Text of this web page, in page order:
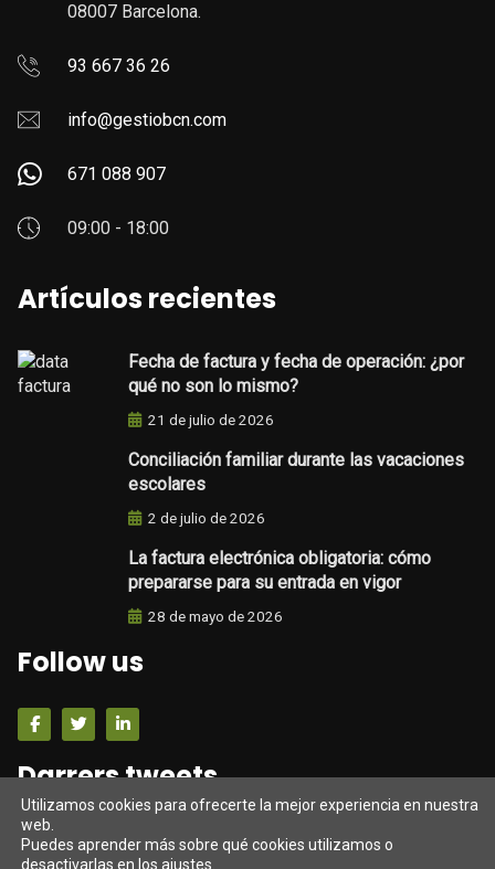
08007 Barcelona.
93 667 36 26
info@gestiobcn.com
671 088 907
09:00 - 18:00
Artículos recientes
Fecha de factura y fecha de operación: ¿por
qué no son lo mismo?
21 de julio de 2026
Conciliación familiar durante las vacaciones
escolares
2 de julio de 2026
La factura electrónica obligatoria: cómo
prepararse para su entrada en vigor
28 de mayo de 2026
Follow us
Darrers tweets
Tweets from https://twitter.com/twitter/lists/official-
twitter-accts
Utilizamos cookies para ofrecerte la mejor experiencia en nuestra
web.
Puedes aprender más sobre qué cookies utilizamos o
desactivarlas en los ajustes